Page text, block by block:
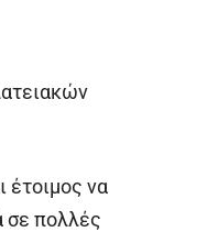
έτοιμος να
σε πολλές